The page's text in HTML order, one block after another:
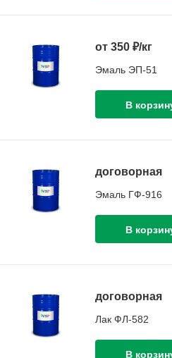
от 350 ₽/кг
Эмаль ЭП-51
договорная
Эмаль ГФ-916
договорная
Лак ФЛ-582